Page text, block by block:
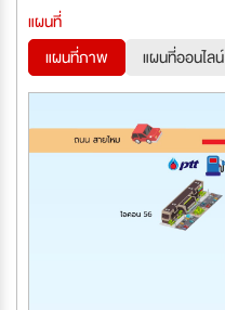
แผนที่
แผนที่ภาพ
แผนที่ออนไลน์